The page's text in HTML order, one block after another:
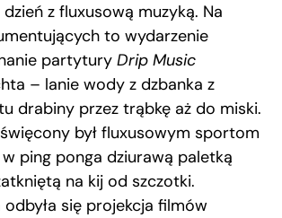
z fluxusową muzyką. Na
to wydarzenie
partytury Drip Music
– lanie wody z dzbanka z
drabiny przez trąbkę aż do miski.
był fluxusowym sportom
ping ponga dziurawą paletką
na kij od szczotki.
się projekcja filmów